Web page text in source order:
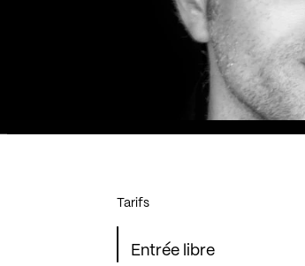
Tarifs
Entrée libre